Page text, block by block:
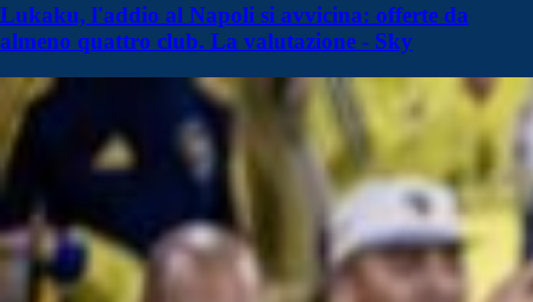
Lukaku, l'addio al Napoli si avvicina: offerte da
almeno quattro club. La valutazione - Sky